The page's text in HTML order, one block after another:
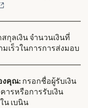
)
สกุลเงิน จำนวนเงินที่
เร็วในการการส่งมอบ
งคุณ: กรอกชื่อผู้รับเงิน
รหรือการรับเงิน
น เบนิน